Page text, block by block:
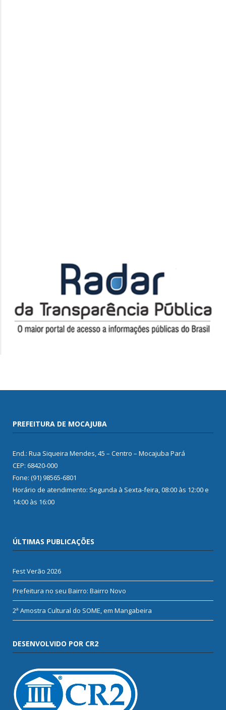
PREFEITURA DE MOCAJUBA
End.: Rua Siqueira Mendes, 45 – Centro – Mocajuba Pará
CEP: 68420-000
Fone: (91) 98565-6801
Horário de atendimento: Segunda à Sexta-feira, 08:00 às 12:00 e
14:00 às 16:00
ÚLTIMAS PUBLICAÇÕES
Fest Verão 2026
Prefeitura no seu Bairro: Bairro Novo
2ª Amostra Cultural do SOME, em Mangabeira
DESENVOLVIDO POR CR2